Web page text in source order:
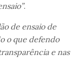
.
de ensaio de
o que defendo
e nas